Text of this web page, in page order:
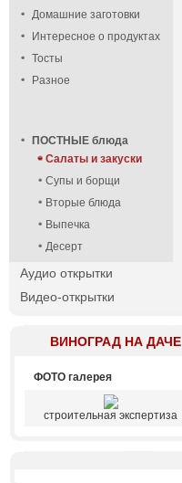
Домашние заготовки
Интересное о продуктах
Тосты
Разное
ПОСТНЫЕ блюда
Салаты и закуски
Супы и борщи
Вторые блюда
Выпечка
Десерт
Аудио открытки
Видео-открытки
ВИНОГРАД НА ДАЧЕ
ФОТО галерея
строительная экспертиза